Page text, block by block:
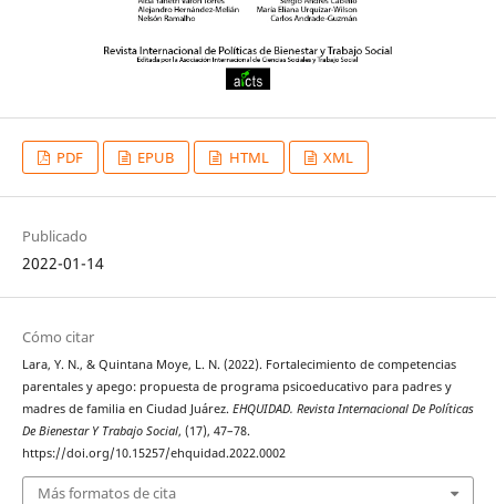
PDF EPUB HTML XML
Publicado
2022-01-14
Cómo citar
Lara, Y. N., & Quintana Moye, L. N. (2022). Fortalecimiento de competencias
parentales y apego: propuesta de programa psicoeducativo para padres y
madres de familia en Ciudad Juárez. EHQUIDAD. Revista Internacional De Políticas
De Bienestar Y Trabajo Social, (17), 47–78.
https://doi.org/10.15257/ehquidad.2022.0002
Más formatos de cita